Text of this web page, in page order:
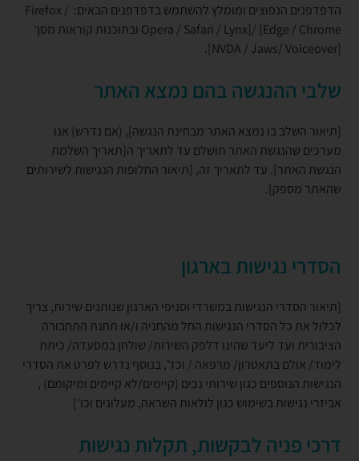
הדפדפנים הנפוצים ומומלץ להשתמש בדפדפנים הבאים: Firefox /
Opera / Safari / Lynx]/ [Edge / Chrome ובתוכנות קוראות מסך
[NVDA / Jaws/ Voiceover].
שלבי ההנגשה בהם נמצא האתר
[תיאור השלב בו נמצא האתר מבחינת הנגשה], (אם נדרש) אנו
מערכים שהנגשת האתר תושלם עד לתאריך ה[תאריך השלמת
הנגשת האתר]. עד לתאריך זה, [תיאור החלופות הנגישות לשירותים
שהאתר מספק].
הסדרי נגישות בארגון
[תיאור הסדרי הנגישות במשרדי וסניפי הארגון שנותנים שירות, צריך
לכלול את כל הסדרי הנגישות החל מהחניה ו/או תחנת התחבורה
הציבורית ועד ליעד שהינו דלפק השירות/ שולחן במסעדה/ כיתת
לימוד/ אולם בתאטרון/ מרפאה / וכד', בנוסף נדרש לפרט את הסדרי
הנגישות הנוספים כגון שירותי נכים (קיימים/לא קיימים ומיקומם) ,
אביזרי נגישות בשימוש כגון לולאות השראה, מעלונים וכו']
דרכי פניה לבקשות, תקלות נגישות